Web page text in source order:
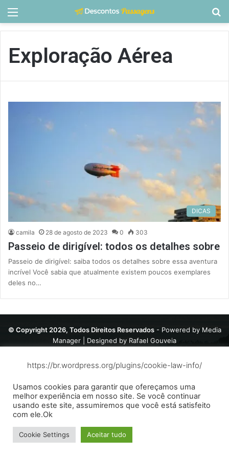
Menu
Exploração Aérea
DICAS
camila 28 de agosto de 2023 0 303
Passeio de dirigível: todos os detalhes sobre
Passeio de dirigível: saiba todos os detalhes sobre essa aventura
incrível Você sabia que atualmente existem poucos exemplares
deles no…
© Copyright 2026, Todos Direitos Reservados- Powered by Media
Manager | Designed by Rafael Gouveia
https://br.wordpress.org/plugins/cookie-law-info/
Usamos cookies para garantir que ofereçamos uma
melhor experiência em nosso site. Se você continuar
usando este site, assumiremos que você está satisfeito
com ele.Ok
Cookie Settings Aceitar tudo